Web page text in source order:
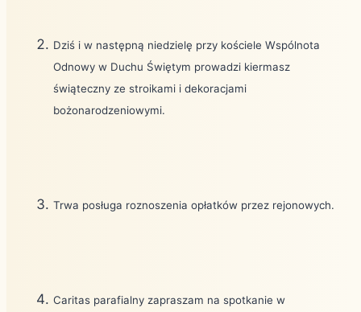
Dziś i w następną niedzielę przy kościele Wspólnota
Odnowy w Duchu Świętym prowadzi kiermasz
świąteczny ze stroikami i dekoracjami
bożonarodzeniowymi.
Trwa posługa roznoszenia opłatków przez rejonowych.
Caritas parafialny zapraszam na spotkanie w